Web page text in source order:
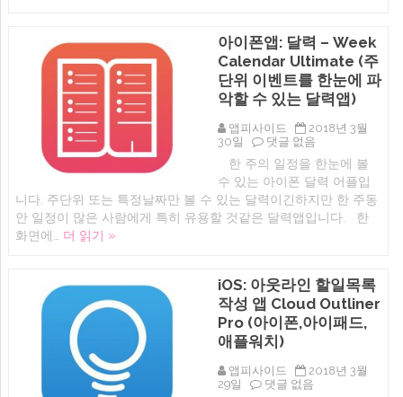
오
앱
프
로)
에
아이폰앱: 달력 – Week
Calendar Ultimate (주
단위 이벤트를 한눈에 파
악할 수 있는 달력앱)
앱피사이드
2018년 3월
30일
아
폰
앱:
달
력
–
(주
단
위
이
벤
트
한
눈
댓글 없음
한 주의 일정을 한눈에 볼
수 있는 아이폰 달력 어플입
니다. 주단위 또는 특정날짜만 볼 수 있는 달력이긴하지만 한 주동
안 일정이 많은 사람에게 특히 유용할 것같은 달력앱입니다. 한
화면에… 더 읽기 »
iOS: 아웃라인 할일목록
작성 앱 Cloud Outliner
Pro (아이폰,아이패드,
애플워치)
앱피사이드
2018년 3월
29일
iOS:
댓글 없음